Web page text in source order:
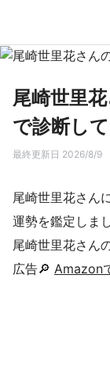
尾崎世里
で診断し
最終更新日 2026/8/9
尾崎世里花さん
運勢を鑑定しまし
尾崎世里花さん
広告🔎 Amazon